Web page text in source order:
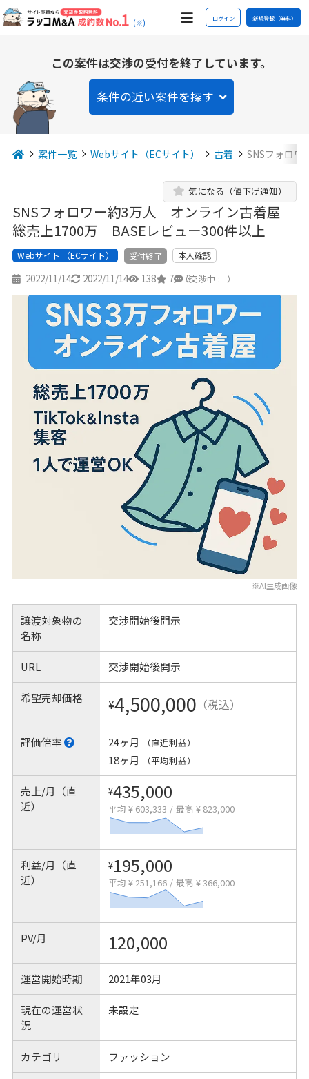
(※) ログイン 新規登録（無料）
この案件は交渉の受付を終了しています。
条件の近い案件を探す
案件一覧 Webサイト（ECサイト） 古着 SNSフォロ
SNSフォロワー約3万人 オンライン古着屋
総売上1700万 BASEレビュー300件以上
気になる（値下げ通知）
Webサイト （ECサイト） 受付終了 本人確認
2022/11/14 2022/11/14 138 7 3
（交渉中 : - ）
※AI生成画像
譲渡対象物の
名称
交渉開始後開示
URL 交渉開始後開示
希望売却価格 ¥4,500,000 （税込）
評価倍率 24ヶ月 （直近利益）
18ヶ月 （平均利益）
売上/月（直
近）
¥435,000
平均 ¥ 603,333 / 最高 ¥ 823,000
利益/月（直
近）
¥195,000
平均 ¥ 251,166 / 最高 ¥ 366,000
PV/月 120,000
運営開始時期 2021年03月
現在の運営状
況
未設定
カテゴリ ファッション